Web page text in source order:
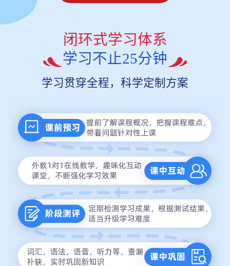
闭环式学习体系
学习不止25分钟
学习贯穿全程，科学定制方案